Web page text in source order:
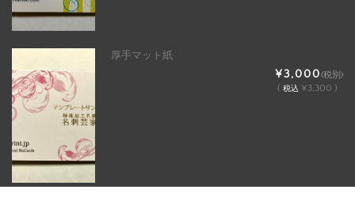
厚手マット紙
¥3,000(税別)
( 税込 ¥3,300 )